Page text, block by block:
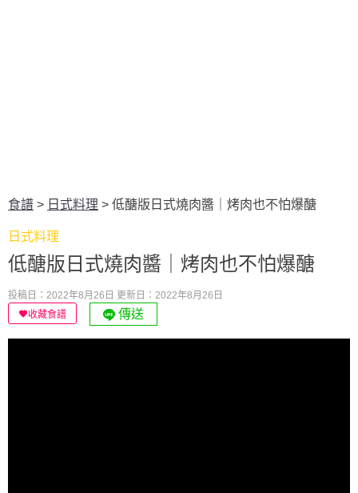
食譜 > 日式料理 > 低醣版日式燒肉醬｜烤肉也不怕爆醣
日式料理
低醣版日式燒肉醬｜烤肉也不怕爆醣
投稿日：2022年8月26日 更新日：2022年8月26日
收藏食譜
傳送